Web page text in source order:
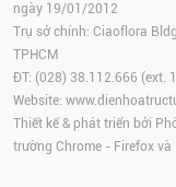
ngày 19/01/2012
Trụ sở chính: Ciaoflora
TPHCM
ĐT: (028) 38.112.666 (ext.
Website:
Thiết kế & phát triển bởi
trường Chrome - Firefox và